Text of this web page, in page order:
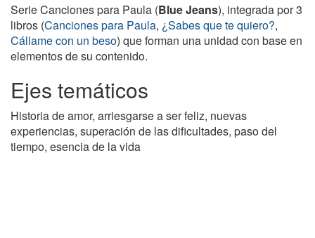
Serie Canciones para Paula (Blue Jeans), integrada por 3
libros (Canciones para Paula, ¿Sabes que te quiero?,
Cállame con un beso) que forman una unidad con base en
elementos de su contenido.
Ejes temáticos
Historia de amor, arriesgarse a ser feliz, nuevas
experiencias, superación de las dificultades, paso del
tiempo, esencia de la vida